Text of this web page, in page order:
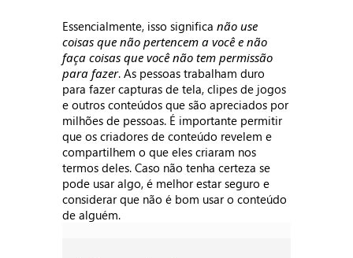
Essencialmente, isso significanão use
coisas que não pertencem a você e não
faça coisas que você não tem permissão
para fazer. As pessoas trabalham duro
para fazer capturas de tela, clipes de jogos
e outros conteúdos que são apreciados por
milhões de pessoas. É importante permitir
que os criadores de conteúdo revelem e
compartilhem o que eles criaram nos
termos deles. Caso não tenha certeza se
pode usar algo, é melhor estar seguro e
considerar que não é bom usar o conteúdo
de alguém.